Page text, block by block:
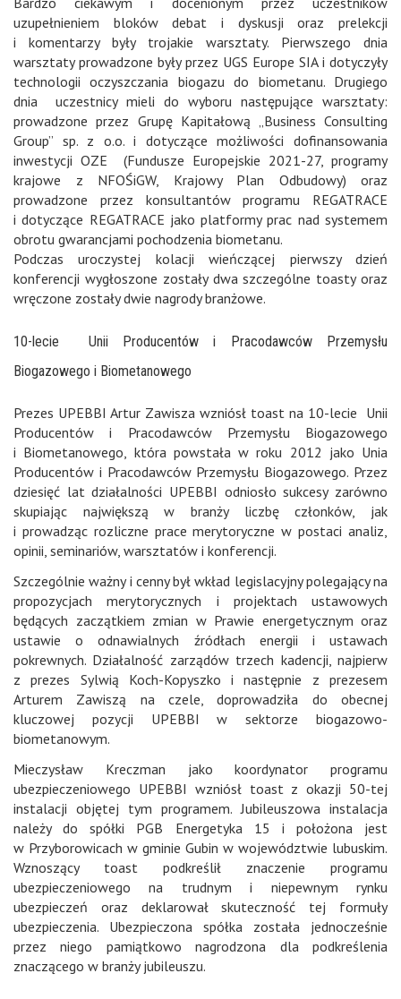
uzupełnieniem bloków debat i dyskusji oraz prelekcji
i komentarzy były trojakie warsztaty. Pierwszego dnia
warsztaty prowadzone były przez UGS Europe SIA i dotyczyły
technologii oczyszczania biogazu do biometanu. Drugiego
dnia uczestnicy mieli do wyboru następujące warsztaty:
prowadzone przez Grupę Kapitałową „Business Consulting
Group” sp. z o.o. i dotyczące możliwości dofinansowania
inwestycji OZE (Fundusze Europejskie 2021-27, programy
krajowe z NFOŚiGW, Krajowy Plan Odbudowy) oraz
prowadzone przez konsultantów programu REGATRACE
i dotyczące REGATRACE jako platformy prac nad systemem
obrotu gwarancjami pochodzenia biometanu.
Podczas uroczystej kolacji wieńczącej pierwszy dzień
konferencji wygłoszone zostały dwa szczególne toasty oraz
wręczone zostały dwie nagrody branżowe.
10-lecie Unii Producentów i Pracodawców Przemysłu
Biogazowego i Biometanowego
Prezes UPEBBI Artur Zawisza wzniósł toast na 10-lecie Unii
Producentów i Pracodawców Przemysłu Biogazowego
i Biometanowego, która powstała w roku 2012 jako Unia
Producentów i Pracodawców Przemysłu Biogazowego. Przez
dziesięć lat działalności UPEBBI odniosło sukcesy zarówno
skupiając największą w branży liczbę członków, jak
i prowadząc rozliczne prace merytoryczne w postaci analiz,
opinii, seminariów, warsztatów i konferencji.
Szczególnie ważny i cenny był wkład legislacyjny polegający na
propozycjach merytorycznych i projektach ustawowych
będących zaczątkiem zmian w Prawie energetycznym oraz
ustawie o odnawialnych źródłach energii i ustawach
pokrewnych. Działalność zarządów trzech kadencji, najpierw
z prezes Sylwią Koch-Kopyszko i następnie z prezesem
Arturem Zawiszą na czele, doprowadziła do obecnej
kluczowej pozycji UPEBBI w sektorze biogazowo-
biometanowym.
Mieczysław Kreczman jako koordynator programu
ubezpieczeniowego UPEBBI wzniósł toast z okazji 50-tej
instalacji objętej tym programem. Jubileuszowa instalacja
należy do spółki PGB Energetyka 15 i położona jest
w Przyborowicach w gminie Gubin w województwie lubuskim.
Wznoszący toast podkreślił znaczenie programu
ubezpieczeniowego na trudnym i niepewnym rynku
ubezpieczeń oraz deklarował skuteczność tej formuły
ubezpieczenia. Ubezpieczona spółka została jednocześnie
przez niego pamiątkowo nagrodzona dla podkreślenia
znaczącego w branży jubileuszu.